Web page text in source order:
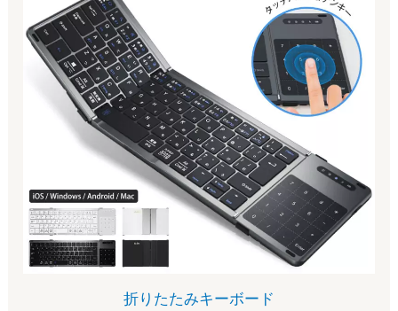
折りたたみキーボード